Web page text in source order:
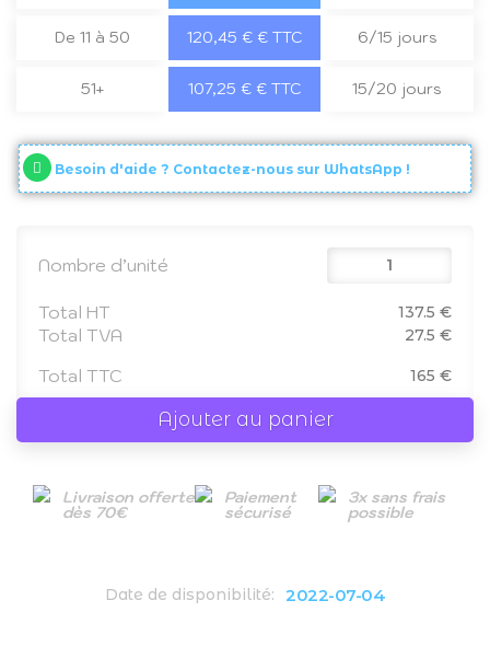
De 11 à 50 120,45 € € TTC 6/15 jours
51+ 107,25 € € TTC 15/20 jours
Besoin d'aide ? Contactez-nous sur WhatsApp !
Nombre d’unité
Total HT 137.5 €
Total TVA 27.5 €
Total TTC 165 €
Ajouter au panier
Livraison offerte
dès 70€
Paiement
sécurisé
3x sans frais
possible
Date de disponibilité: 2022-07-04